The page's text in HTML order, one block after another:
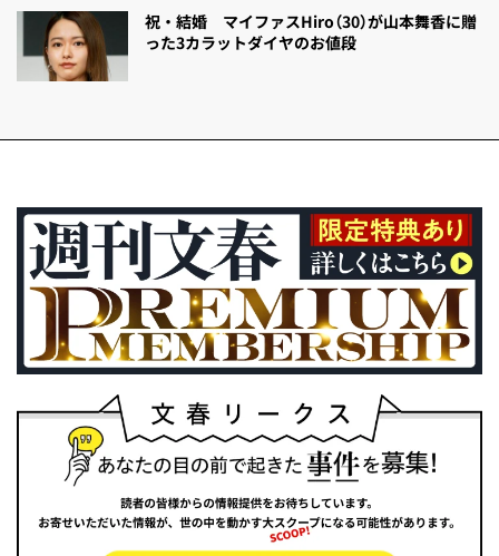
祝・結婚 マイファスHiro（30）が山本舞香に贈
った3カラットダイヤのお値段